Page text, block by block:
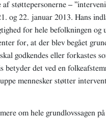
af støttepersonerne –
og 22. januar 2013. Hans
for hele befolkningen og
for, at der blev begået
godkendes eller forkastes
betyder det ved en
mennesker støtter
om hele grundlovssagen på